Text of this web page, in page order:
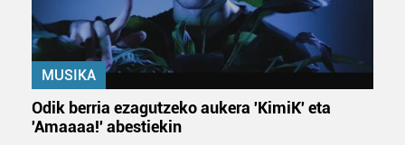
MUSIKA
Odik berria ezagutzeko aukera 'KimiK' eta
'Amaaaa!' abestiekin